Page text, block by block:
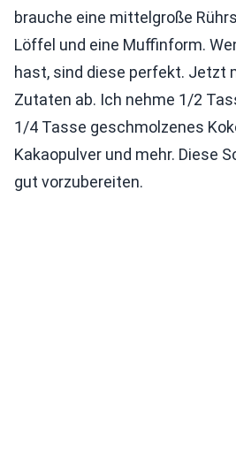
brauche eine mittelgroße
Löffel und eine Muffinform.
hast, sind diese perfekt. Jetzt
Zutaten ab. Ich nehme 1/2
1/4 Tasse geschmolzenes
Kakaopulver und mehr. Diese
gut vorzubereiten.